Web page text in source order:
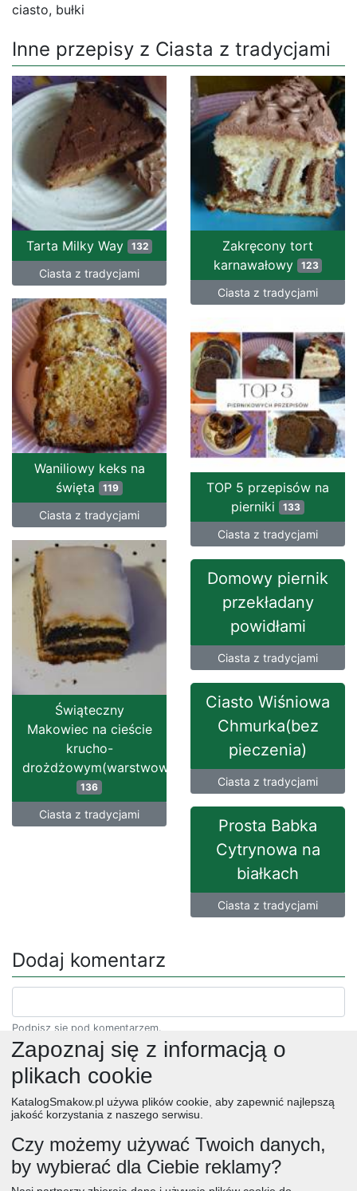
ciasto, bułki
Inne przepisy z Ciasta z tradycjami
Tarta Milky Way 132
Ciasta z tradycjami
Zakręcony tort
karnawałowy
123
Ciasta z tradycjami
Waniliowy keks na
święta 119
Ciasta z tradycjami
TOP 5 przepisów na
pierniki 133
Ciasta z tradycjami
Świąteczny
Makowiec na cieście
krucho-
drożdżowym(warstwowy)
136
Ciasta z tradycjami
Domowy piernik
przekładany
powidłami
Ciasta z tradycjami
Ciasto Wiśniowa
Chmurka(bez
pieczenia)
Ciasta z tradycjami
Prosta Babka
Cytrynowa na
białkach
Ciasta z tradycjami
Dodaj komentarz
Podpisz się pod komentarzem.
desery
Zapoznaj się z informacją o
plikach cookie
KatalogSmakow.pl używa plików cookie, aby zapewnić najlepszą
jakość korzystania z naszego serwisu.
Czy możemy używać Twoich danych,
by wybierać dla Ciebie reklamy?